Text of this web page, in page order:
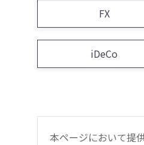
FX
iDeCo
本ページにおいて提